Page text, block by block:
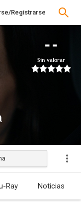
Registrarse
--
Sin valorar
Estrenada
Ray Noticias